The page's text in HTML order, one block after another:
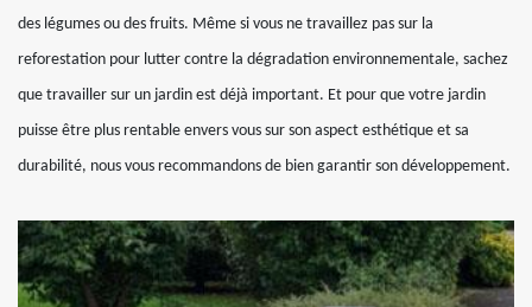
des légumes ou des fruits. Même si vous ne travaillez pas sur la
reforestation pour lutter contre la dégradation environnementale, sachez
que travailler sur un jardin est déjà important. Et pour que votre jardin
puisse être plus rentable envers vous sur son aspect esthétique et sa
durabilité, nous vous recommandons de bien garantir son développement.